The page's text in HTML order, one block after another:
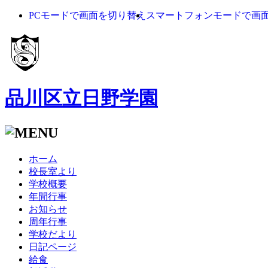
PCモードで画面を切り替え スマートフォンモードで画
品川区立日野学園
ホーム
校長室より
学校概要
年間行事
お知らせ
周年行事
学校だより
日記ページ
給食